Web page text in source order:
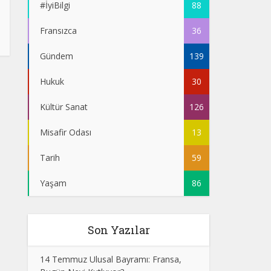
#İyiBilgi 88
Fransızca 36
Gündem 139
Hukuk 30
Kültür Sanat 126
Misafir Odası 13
Tarih 59
Yaşam 86
Son Yazılar
14 Temmuz Ulusal Bayramı: Fransa,